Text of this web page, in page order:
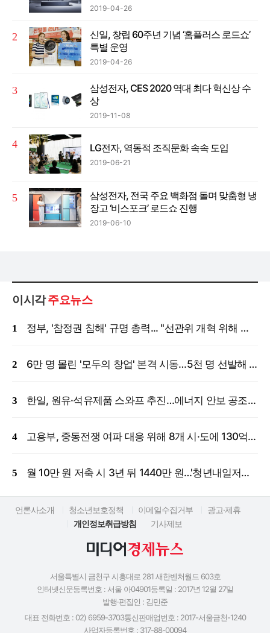
2019-04-26
신일, 창립 60주년 기념 ‘홈플러스 로드쇼’
특별 운영
2019-04-26
삼성전자, CES 2020 역대 최다 혁신상 수
상
2019-11-08
LG전자, 역동적 조직문화 속속 도입
2019-06-21
삼성전자, 전국 주요 백화점 돌며 맞춤형 냉
장고 ‘비스포크’ 로드쇼 진행
2019-06-10
이시각주요뉴스
정부, '참정권 침해' 규명 총력... "선관위 개혁 위해 국정조사 등 모든 조치"
6만 명 몰린 '모두의 창업' 본격 시동…5천 명 선발해 밀착 지원
한일, 원유·석유제품 스와프 추진…에너지 안보 공조 강화
고용부, 중동전쟁 여파 대응 위해 8개 시·도에 130억 원 긴급 투입
월 10만 원 저축 시 3년 뒤 1440만 원…'청년내일저축계좌' 신규 모집
언론사소개 청소년보호정책 이메일수집거부
광고·제휴
개인정보취급방침
기사제보
서울특별시 금천구 시흥대로 281 새한벤처월드 603호
인터넷신문등록번호 : 서울 아04901등록일 : 2017년 12월 27일
발행·편집인 : 김민준
대표 전화번호 : 02) 6959-3703통신판매업번호 : 2017-서울금천-1240
사업자등록번호 : 317-88-00094